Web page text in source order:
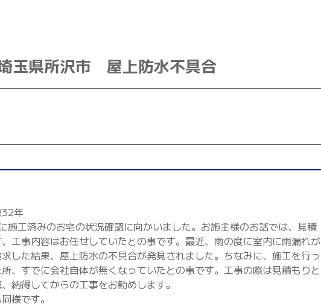
玉県所沢市 屋上防水不具合
32年
施工済みのお宅の状況確認に向かいました。お施主様のお話では、見積
工事内容はお任せしていたとの事です。最近、雨の度に室内に雨漏れが
した結果、屋上防水の不具合が発見されました。ちなみに、施工を行っ
、すでに会社自体が無くなっていたとの事です。工事の際は見積もりと
納得してからの工事をお勧めします。
様です。